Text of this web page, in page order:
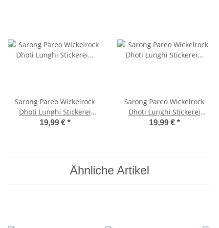
Sarong Pareo Wickelrock
Dhoti Lunghi Stickerei
Schmetterling Tuch Lila
19,99 € *
Sarong Pareo Wickelrock
Dhoti Lunghi Stickerei
Schmetterling Tuch Hell
19,99 € *
Ähnliche Artikel